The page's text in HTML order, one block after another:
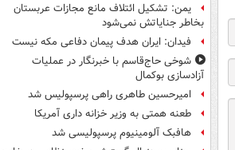
یمن: تشکیل ائتلاف مانع مجازات عربستان
بخاطر جنایاتش نمی‌شود
فیدان: ایران هدف پیمان دفاعی مکه نیست
شوخی حاج‌قاسم با خبرنگار در عملیات
آزادسازی بوکمال
امیرحسین طاهری راهی پرسپولیس شد
طعنه همتی به وزیر خزانه داری آمریکا
هافبک آلومینیوم پرسپولیسی شد